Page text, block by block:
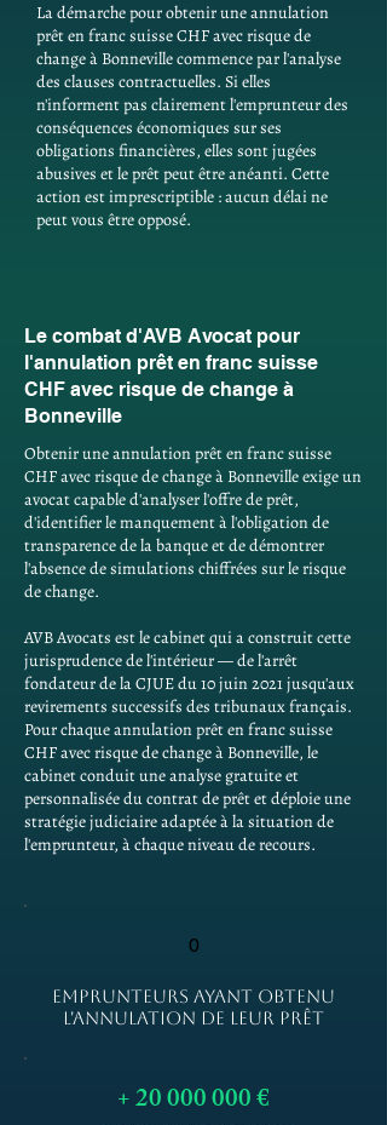
La démarche pour obtenir une annulation
prêt en franc suisse CHF avec risque de
change à Bonneville commence par l'analyse
des clauses contractuelles. Si elles
n'informent pas clairement l'emprunteur des
conséquences économiques sur ses
obligations financières, elles sont jugées
abusives et le prêt peut être anéanti. Cette
action est imprescriptible : aucun délai ne
peut vous être opposé.
Le combat d'AVB Avocat pour
l'annulation prêt en franc suisse
CHF avec risque de change à
Bonneville
Obtenir une annulation prêt en franc suisse
CHF avec risque de change à Bonneville exige un
avocat capable d'analyser l'offre de prêt,
d'identifier le manquement à l'obligation de
transparence de la banque et de démontrer
l'absence de simulations chiffrées sur le risque
de change.
AVB Avocats est le cabinet qui a construit cette
jurisprudence de l'intérieur — de l'arrêt
fondateur de la CJUE du 10 juin 2021 jusqu'aux
revirements successifs des tribunaux français.
Pour chaque annulation prêt en franc suisse
CHF avec risque de change à Bonneville, le
cabinet conduit une analyse gratuite et
personnalisée du contrat de prêt et déploie une
stratégie judiciaire adaptée à la situation de
l'emprunteur, à chaque niveau de recours.
0
EMPRUNTEURS AYANT OBTENU
L'ANNULATION DE LEUR PRÊT
+20 000 000€